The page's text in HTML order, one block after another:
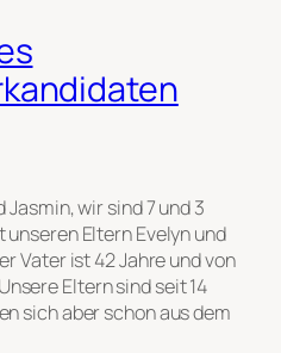
wir sind 7 und 3
Eltern Evelyn und
Vater ist 42 Jahre und von
Eltern sind seit 14
sich aber schon aus dem